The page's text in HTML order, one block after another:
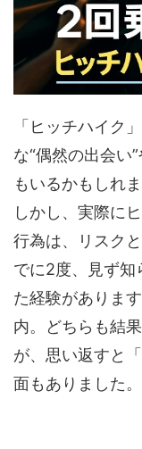
「ヒッチハイク
な“偶然の出会い
もいるかもしれま
しかし、実際に
行為は、リスク
でに2度、見ず知
た経験がありま
内。どちらも結
が、思い返すと
面もありました。